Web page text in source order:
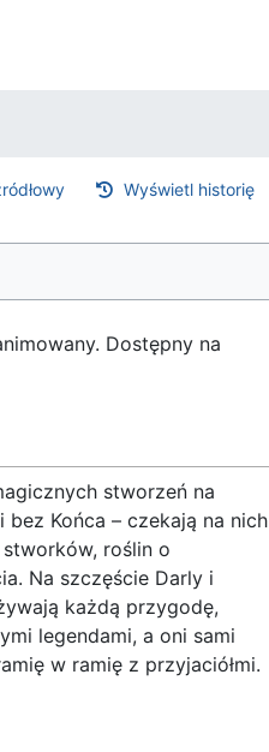
Wyświetl historię
Dostępny na
stworzeń na
Końca – czekają na nich
roślin o
Na szczęście Darly i
każdą przygodę,
legendami, a oni sami
w ramię z przyjaciółmi.